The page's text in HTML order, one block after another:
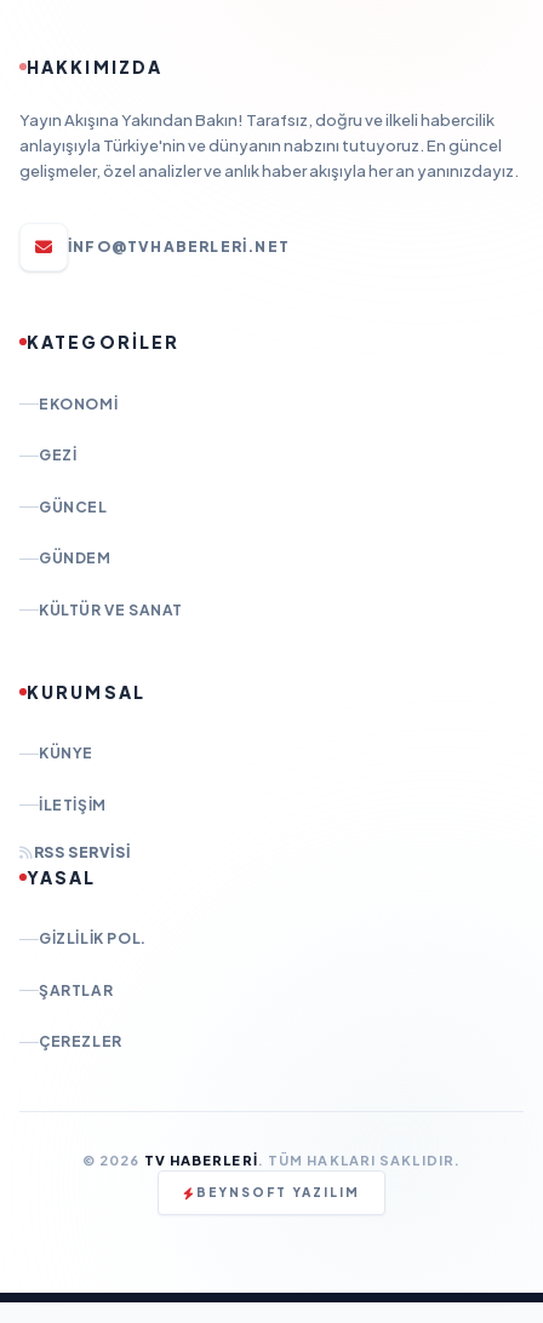
HAKKIMIZDA
Yayın Akışına Yakından Bakın! Tarafsız, doğru ve ilkeli habercilik
anlayışıyla Türkiye'nin ve dünyanın nabzını tutuyoruz. En güncel
gelişmeler, özel analizler ve anlık haber akışıyla her an yanınızdayız.
INFO@TVHABERLERI.NET
KATEGORİLER
EKONOMI
GEZI
GÜNCEL
GÜNDEM
KÜLTÜR VE SANAT
KURUMSAL
KÜNYE
İLETIŞIM
RSS SERVISI
YASAL
GIZLILIK POL.
ŞARTLAR
ÇEREZLER
© 2026 TV HABERLERI. TÜM HAKLARI SAKLIDIR.
BEYNSOFT YAZILIM